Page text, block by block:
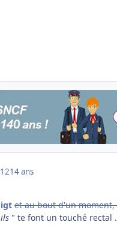
14 ans
et au bout d'un
ils " te font un touché rectal